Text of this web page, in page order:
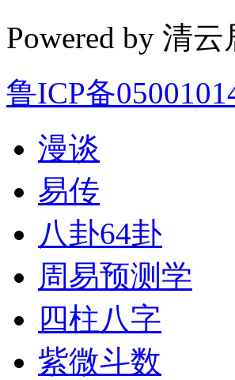
Powered by 清
鲁ICP备
漫谈
易传
八卦64卦
周易预测学
四柱八字
紫微斗数